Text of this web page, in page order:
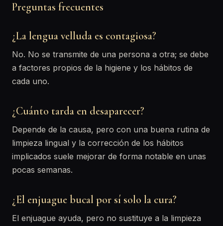
Preguntas frecuentes
¿La lengua velluda es contagiosa?
No. No se transmite de una persona a otra; se debe
a factores propios de la higiene y los hábitos de
cada uno.
¿Cuánto tarda en desaparecer?
Depende de la causa, pero con una buena rutina de
limpieza lingual y la corrección de los hábitos
implicados suele mejorar de forma notable en unas
pocas semanas.
¿El enjuague bucal por sí solo la cura?
El enjuague ayuda, pero no sustituye a la limpieza